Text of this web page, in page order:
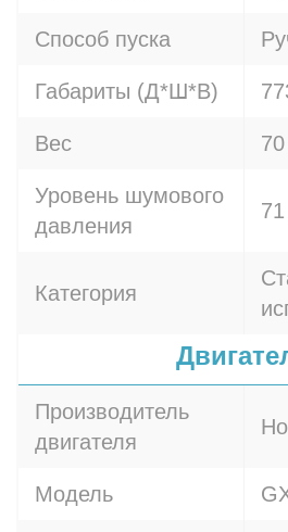
Способ пуска
Габариты (Д*Ш*В)
Вес 70
Уровень шумового
давления
Категория
Производитель
двигателя
Модель